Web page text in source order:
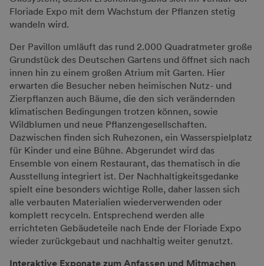
Floriade Expo mit dem Wachstum der Pflanzen stetig
wandeln wird.
Der Pavillon umläuft das rund 2.000 Quadratmeter große
Grundstück des Deutschen Gartens und öffnet sich nach
innen hin zu einem großen Atrium mit Garten. Hier
erwarten die Besucher neben heimischen Nutz- und
Zierpflanzen auch Bäume, die den sich verändernden
klimatischen Bedingungen trotzen können, sowie
Wildblumen und neue Pflanzengesellschaften.
Dazwischen finden sich Ruhezonen, ein Wasserspielplatz
für Kinder und eine Bühne. Abgerundet wird das
Ensemble von einem Restaurant, das thematisch in die
Ausstellung integriert ist. Der Nachhaltigkeitsgedanke
spielt eine besonders wichtige Rolle, daher lassen sich
alle verbauten Materialien wiederverwenden oder
komplett recyceln. Entsprechend werden alle
errichteten Gebäudeteile nach Ende der Floriade Expo
wieder zurückgebaut und nachhaltig weiter genutzt.
Interaktive Exponate zum Anfassen und Mitmachen